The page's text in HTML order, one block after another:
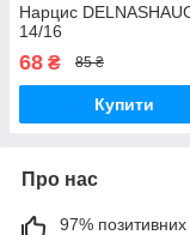
Нарцис
14/16
68 ₴ 85 ₴
Купити
Про нас
97% позитивних